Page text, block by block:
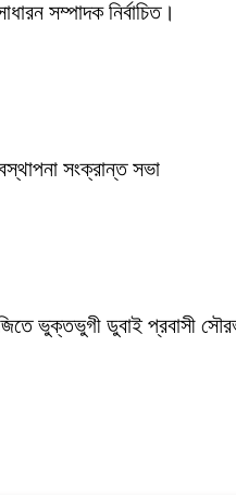
সম্পাদক নির্বাচিত।
সংক্রান্ত সভা
ভুক্তভুগী ডুবাই প্রবাসী